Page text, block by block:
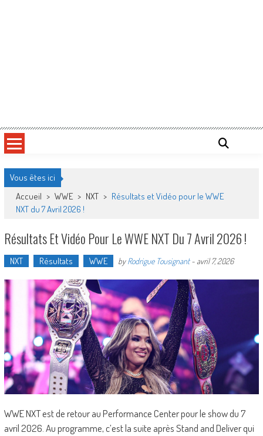
Vous êtes ici
Accueil > WWE > NXT > Résultats et Vidéo pour le WWE
NXT du 7 Avril 2026 !
Résultats Et Vidéo Pour Le WWE NXT Du 7 Avril 2026 !
NXT Résultats WWE byRodrigue Tousignant- avril 7, 2026
WWE NXT est de retour au Performance Center pour le show du 7
avril 2026. Au programme, c’est la suite après Stand and Deliver qui